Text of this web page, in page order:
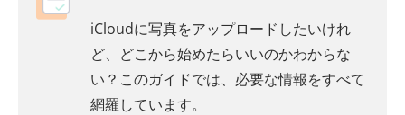
iCloudに写真をアップロードしたいけれ
ど、どこから始めたらいいのかわからな
い？このガイドでは、必要な情報をすべて
網羅しています。